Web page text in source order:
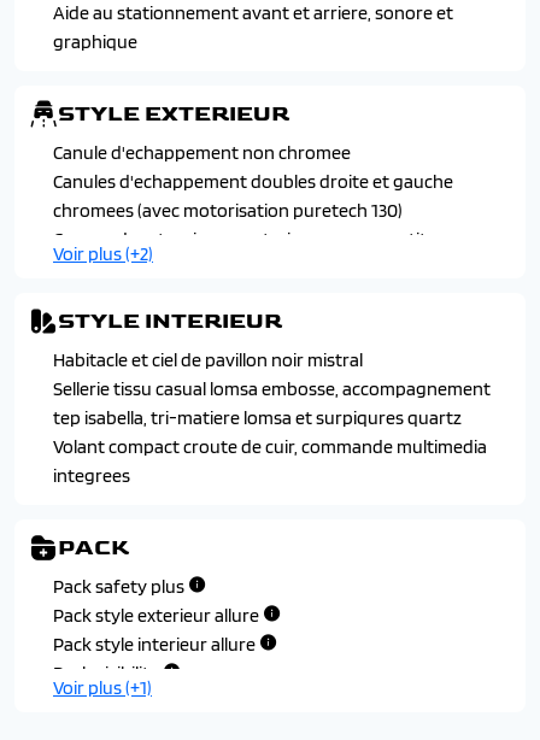
Projecteurs peugeot led technology avec feux diurnes a
led 3 griffes
roulant
Aide au stationnement avant et arriere, sonore et
graphique
STYLE EXTERIEUR
Canule d'echappement non chromee
Canules d'echappement doubles droite et gauche
chromees (avec motorisation puretech 130)
Coques de retroviseurs exterieurs avec repetiteurs
lateraux a led
orbital, vernis brillant
Passages de roues noir mat
Voir plus (+2)
STYLE INTERIEUR
Habitacle et ciel de pavillon noir mistral
Sellerie tissu casual lomsa embosse, accompagnement
tep isabella, tri-matiere lomsa et surpiqures quartz
Volant compact croute de cuir, commande multimedia
integrees
PACK
Pack safety plus
Pack style exterieur allure
Pack style interieur allure
Pack visibilite
Voir plus (+1)